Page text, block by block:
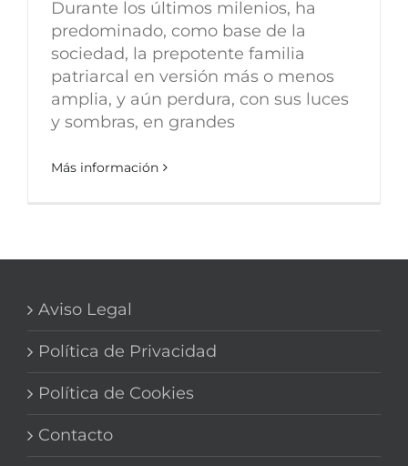
Durante los últimos milenios, ha
predominado, como base de la
sociedad, la prepotente familia
patriarcal en versión más o menos
amplia, y aún perdura, con sus luces
y sombras, en grandes
Más información
Aviso Legal
Política de Privacidad
Política de Cookies
Contacto